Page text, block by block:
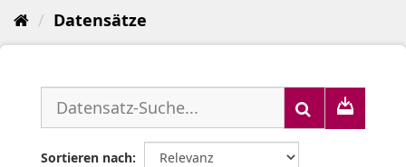
Datensätze
Sortieren nach